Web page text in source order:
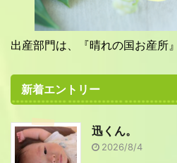
出産部門は、『晴れの国お産所
新着エントリー
迅くん。
2026/8/4